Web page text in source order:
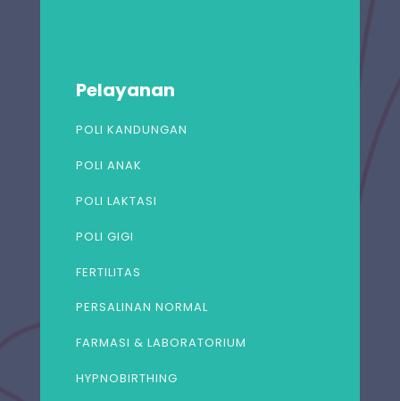
Pelayanan
POLI KANDUNGAN
POLI ANAK
POLI LAKTASI
POLI GIGI
FERTILITAS
PERSALINAN NORMAL
FARMASI & LABORATORIUM
HYPNOBIRTHING